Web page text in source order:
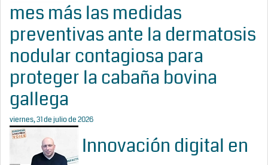
mes más las medidas
preventivas ante la dermatosis
nodular contagiosa para
proteger la cabaña bovina
gallega
viernes, 31 de julio de 2026
Innovación digital en